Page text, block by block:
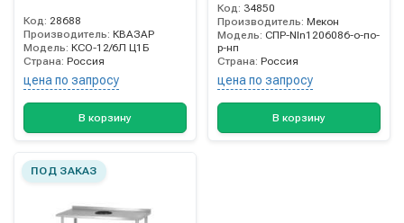
Код: 28688
Производитель: КВАЗАР
Модель: КСО-12/6Л Ц1Б
Страна: Россия
цена по запросу
В корзину
Код: 34850
Производитель: Мекон
Модель: СПР-NIn1206086-о-по-
р-нп
Страна: Россия
цена по запросу
В корзину
ПОД ЗАКАЗ